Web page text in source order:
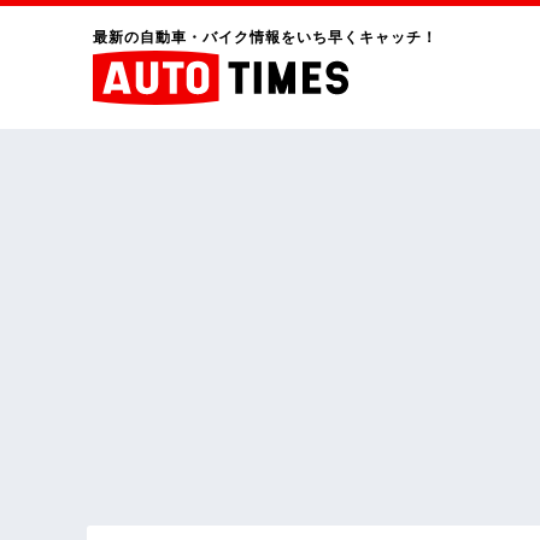
最新の自動車・バイク情報をいち早くキャッチ！